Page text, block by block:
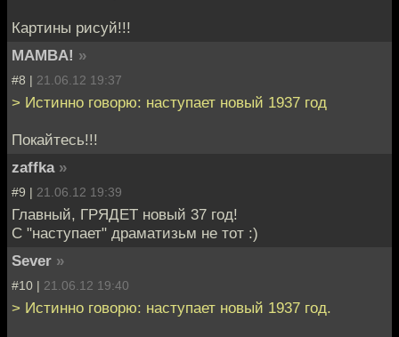
Картины рисуй!!!
MAMBA! »
#8 | 21.06.12 19:37
> Истинно говорю: наступает новый 1937 год
Покайтесь!!!
zaffka »
#9 | 21.06.12 19:39
Главный, ГРЯДЕТ новый 37 год!
С "наступает" драматизьм не тот :)
Sever »
#10 | 21.06.12 19:40
> Истинно говорю: наступает новый 1937 год.